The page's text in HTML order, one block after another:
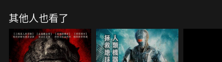
其他人也看了